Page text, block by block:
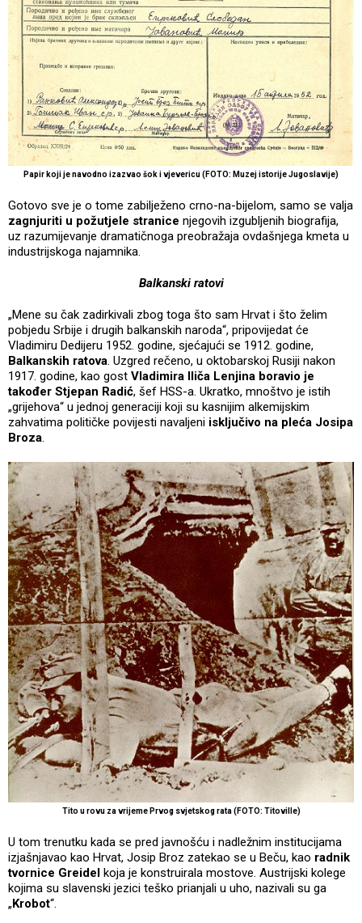
Papir koji je navodno izazvao šok i vjevericu (FOTO: Muzej istorije Jugoslavije)
Gotovo sve je o tome zabilježeno crno-na-bijelom, samo se valja
zagnjuriti u požutjele stranice njegovih izgubljenih biografija,
uz razumijevanje dramatičnoga preobražaja ovdašnjega kmeta u
industrijskoga najamnika.
Balkanski ratovi
„Mene su čak zadirkivali zbog toga što sam Hrvat i što želim
pobjedu Srbije i drugih balkanskih naroda“, pripovijedat će
Vladimiru Dedijeru 1952. godine, sjećajući se 1912. godine,
Balkanskih ratova. Uzgred rečeno, u oktobarskoj Rusiji nakon
1917. godine, kao gost Vladimira Iliča Lenjina boravio je
također Stjepan Radić, šef HSS-a. Ukratko, mnoštvo je istih
„grijehova“ u jednoj generaciji koji su kasnijim alkemijskim
zahvatima političke povijesti navaljeni isključivo na pleća Josipa
Broza.
Tito u rovu za vrijeme Prvog svjetskog rata (FOTO: Titoville)
U tom trenutku kada se pred javnošću i nadležnim institucijama
izjašnjavao kao Hrvat, Josip Broz zatekao se u Beču, kao radnik
tvornice Greidel koja je konstruirala mostove. Austrijski kolege
kojima su slavenski jezici teško prianjali u uho, nazivali su ga
„Krobot“.